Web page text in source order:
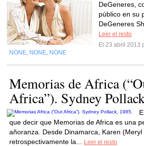
DeGeneres,
público en su
DeGeneres
Leer el resto
El 23 abril 2013
NONE NONE NONE
Memorias de Africa
Africa”). Sydney
que decir que Memorias de Africa es una
añoranza. Desde Dinamarca, Karen
retrospectivamente la...
Leer el resto